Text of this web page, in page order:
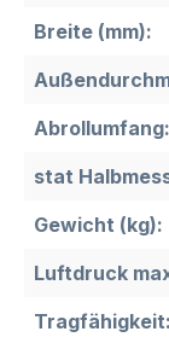
Breite (mm):
Abrollumfang:
stat
Gewicht (kg):
Luftdruck
Tragfähigkeit: